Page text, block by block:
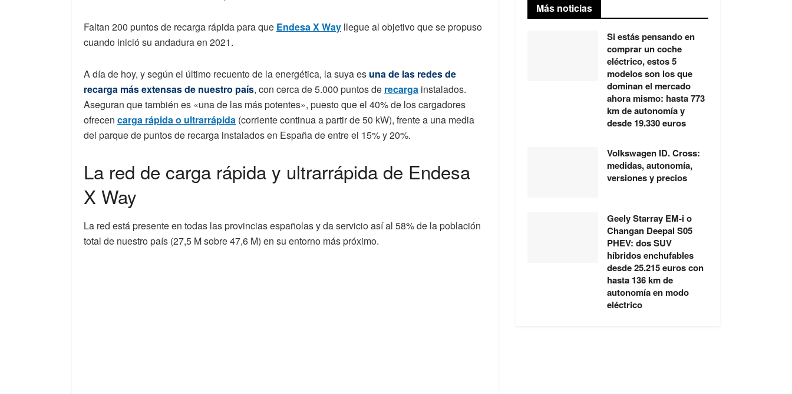
Faltan 200 puntos de recarga rápida para que Endesa X Way llegue al objetivo que se propuso
cuando inició su andadura en 2021.
A día de hoy, y según el último recuento de la energética, la suya es una de las redes de
recarga más extensas de nuestro país, con cerca de 5.000 puntos de recarga instalados.
Aseguran que también es «una de las más potentes», puesto que el 40% de los cargadores
ofrecen carga rápida o ultrarrápida (corriente continua a partir de 50 kW), frente a una media
del parque de puntos de recarga instalados en España de entre el 15% y 20%.
La red de carga rápida y ultrarrápida de Endesa
X Way
La red está presente en todas las provincias españolas y da servicio así al 58% de la población
total de nuestro país (27,5 M sobre 47,6 M) en su entorno más próximo.
Más noticias
Si estás pensando en
comprar un coche
eléctrico, estos 5
modelos son los que
dominan el mercado
ahora mismo: hasta 773
km de autonomía y
desde 19.330 euros
Volkswagen ID. Cross:
medidas, autonomía,
versiones y precios
Geely Starray EM-i o
Changan Deepal S05
PHEV: dos SUV
híbridos enchufables
desde 25.215 euros con
hasta 136 km de
autonomía en modo
eléctrico